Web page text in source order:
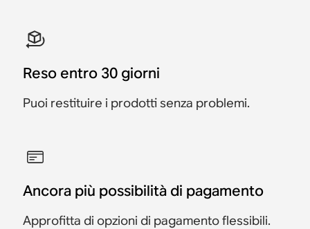
Reso entro 30 giorni
Puoi restituire i prodotti senza problemi.
Ancora più possibilità di pagamento
Approfitta di opzioni di pagamento flessibili.